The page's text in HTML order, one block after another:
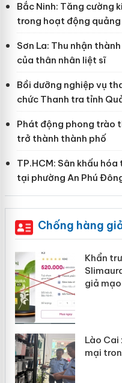
Bắc Ninh: Tăng cường
trong hoạt động
Sơn La: Thu nhận
của thân nhân liệt sĩ
Bồi dưỡng nghiệp vụ
chức Thanh tra tỉnh
Phát động phong trào
trở thành thành phố
TP.HCM: Sân khấu
tại phường An Phú
Chống hàng
Khẩn
giả mạo
Lào Cai
mại